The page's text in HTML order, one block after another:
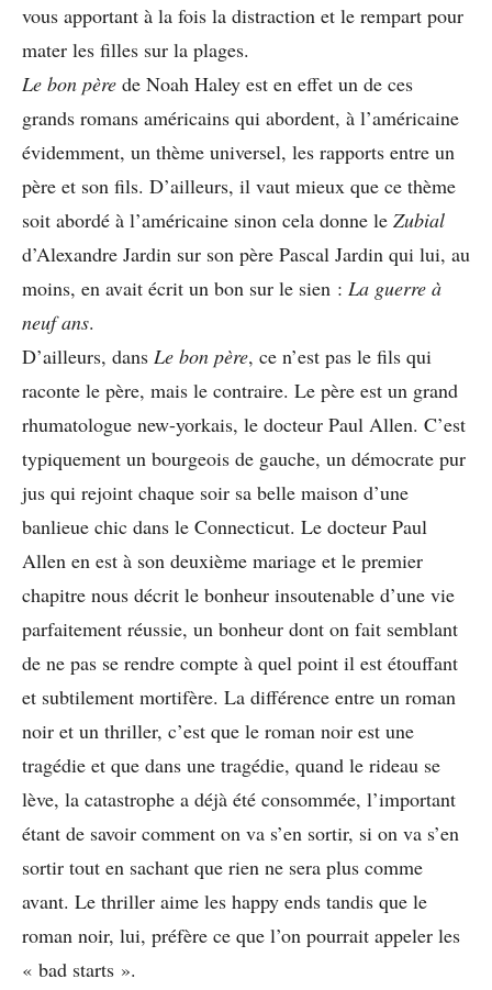
vous apportant à la fois la distraction et le rempart pour
mater les filles sur la plages.
Le bon père de Noah Haley est en effet un de ces
grands romans américains qui abordent, à l’américaine
évidemment, un thème universel, les rapports entre un
père et son fils. D’ailleurs, il vaut mieux que ce thème
soit abordé à l’américaine sinon cela donne le Zubial
d’Alexandre Jardin sur son père Pascal Jardin qui lui, au
moins, en avait écrit un bon sur le sien : La guerre à
neuf ans.
D’ailleurs, dans Le bon père, ce n’est pas le fils qui
raconte le père, mais le contraire. Le père est un grand
rhumatologue new-yorkais, le docteur Paul Allen. C’est
typiquement un bourgeois de gauche, un démocrate pur
jus qui rejoint chaque soir sa belle maison d’une
banlieue chic dans le Connecticut. Le docteur Paul
Allen en est à son deuxième mariage et le premier
chapitre nous décrit le bonheur insoutenable d’une vie
parfaitement réussie, un bonheur dont on fait semblant
de ne pas se rendre compte à quel point il est étouffant
et subtilement mortifère. La différence entre un roman
noir et un thriller, c’est que le roman noir est une
tragédie et que dans une tragédie, quand le rideau se
lève, la catastrophe a déjà été consommée, l’important
étant de savoir comment on va s’en sortir, si on va s’en
sortir tout en sachant que rien ne sera plus comme
avant. Le thriller aime les happy ends tandis que le
roman noir, lui, préfère ce que l’on pourrait appeler les
« bad starts ».